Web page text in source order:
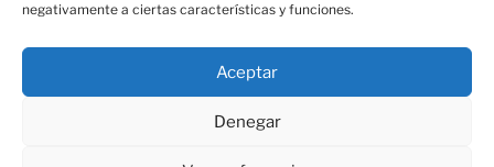
negativamente a ciertas características y funciones.
Aceptar
Denegar